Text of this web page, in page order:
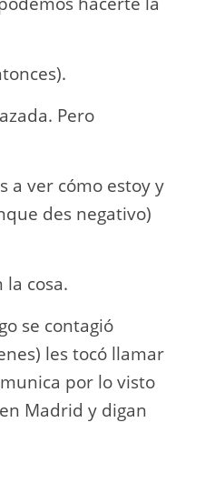
Pero
a ver cómo estoy y
des negativo)
cosa.
se contagió
les tocó llamar
por lo visto
Madrid y digan